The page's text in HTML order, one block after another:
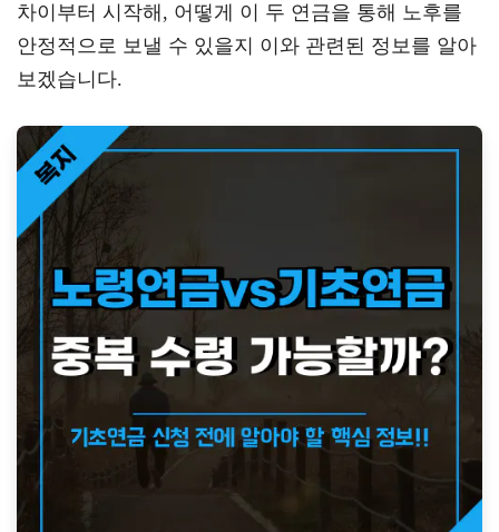
차이부터 시작해, 어떻게 이 두 연금을 통해 노후를
안정적으로 보낼 수 있을지 이와 관련된 정보를 알아
보겠습니다.